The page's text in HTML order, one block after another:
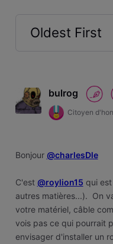
Oldest First
Firstbulrog
Citoyen
Bonjour @charlesDle
C'est @roylion15 qui
autres matières...). On
votre matériel, câble
vois pas ce qui pourrait
envisager d'installer un